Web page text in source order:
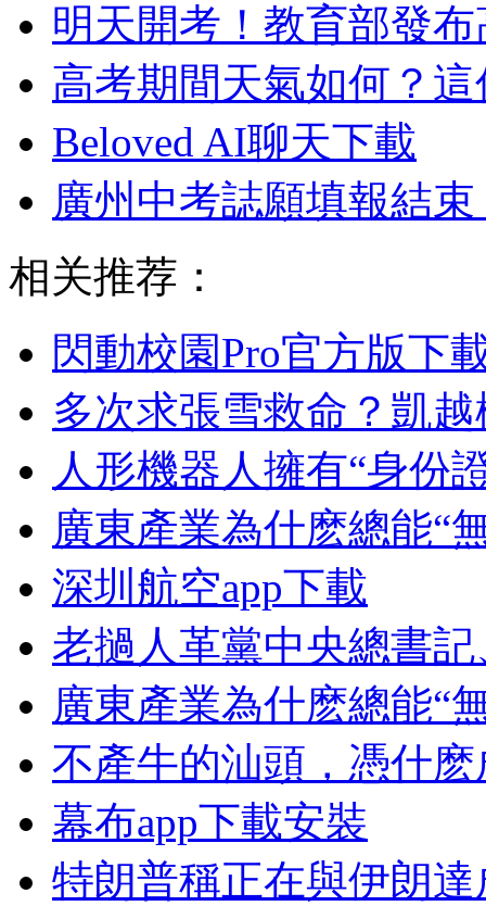
明天開考！教育部發
高考期間天氣如何？
Beloved AI聊天下載
廣州中考誌願填報結
相关推荐：
閃動校園Pro官方版下
多次求張雪救命？凱
人形機器人擁有“身份
廣東產業為什麽總能“
深圳航空app下載
老撾人革黨中央總書
廣東產業為什麽總能“
不產牛的汕頭，憑什
幕布app下載安裝
特朗普稱正在與伊朗